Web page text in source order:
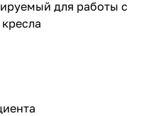
для работы с